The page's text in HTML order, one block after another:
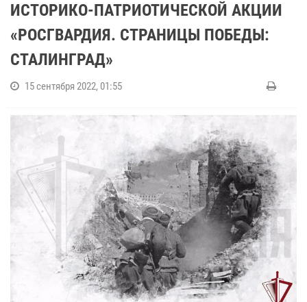
ИСТОРИКО-ПАТРИОТИЧЕСКОЙ АКЦИИ
«РОСГВАРДИЯ. СТРАНИЦЫ ПОБЕДЫ:
СТАЛИНГРАД»
15 сентября 2022, 01:55